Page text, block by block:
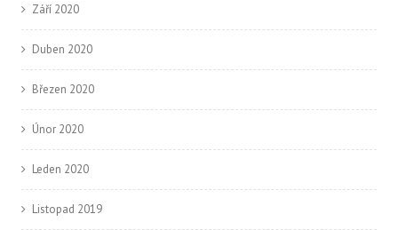
Září 2020
Duben 2020
Březen 2020
Únor 2020
Leden 2020
Listopad 2019